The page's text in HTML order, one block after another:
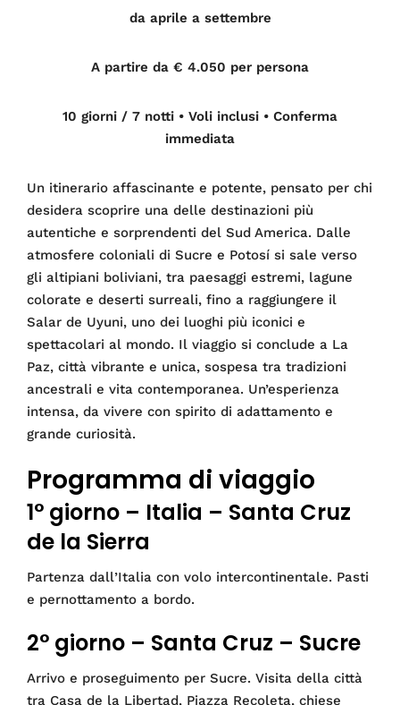
da aprile a settembre
A partire da € 4.050 per persona
10 giorni / 7 notti • Voli inclusi • Conferma
immediata
Un itinerario affascinante e potente, pensato per chi
desidera scoprire una delle destinazioni più
autentiche e sorprendenti del Sud America. Dalle
atmosfere coloniali di Sucre e Potosí si sale verso
gli altipiani boliviani, tra paesaggi estremi, lagune
colorate e deserti surreali, fino a raggiungere il
Salar de Uyuni, uno dei luoghi più iconici e
spettacolari al mondo. Il viaggio si conclude a La
Paz, città vibrante e unica, sospesa tra tradizioni
ancestrali e vita contemporanea. Un’esperienza
intensa, da vivere con spirito di adattamento e
grande curiosità.
Programma di viaggio
1° giorno – Italia – Santa Cruz
de la Sierra
Partenza dall’Italia con volo intercontinentale. Pasti
e pernottamento a bordo.
2° giorno – Santa Cruz – Sucre
Arrivo e proseguimento per Sucre. Visita della città
tra Casa de la Libertad, Piazza Recoleta, chiese